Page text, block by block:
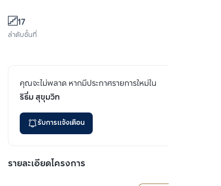
17
ลำดับชั้นที่
คุณจะไม่พลาด หากมีประกาศรายการใหม่ใน
ริธึ่ม สุขุมวิท
รับการแจ้งเตือน
รายละเอียดโครงการ